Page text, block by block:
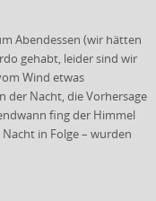
Abendessen (wir hätten
gehabt, leider sind wir
Wind etwas
Nacht, die Vorhersage
fing der Himmel
in Folge – wurden